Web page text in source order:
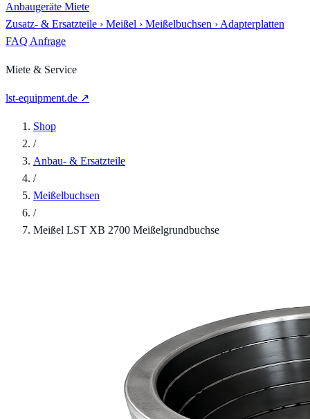
Anbaugeräte Miete
Zusatz- & Ersatzteile › Meißel › Meißelbuchsen › Adapterplatten
FAQ Anfrage
Miete & Service
lst-equipment.de ↗
Shop
/
Anbau- & Ersatzteile
/
Meißelbuchsen
/
Meißel LST XB 2700 Meißelgrundbuchse